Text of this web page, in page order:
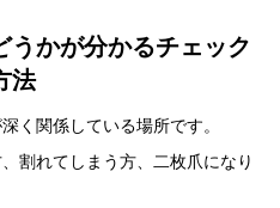
うかが分かるチェック
法
く関係している場所です。
割れてしまう方、二枚爪になり